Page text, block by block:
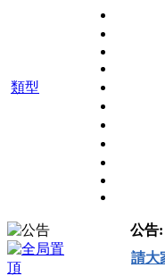
類型
公告:
請大